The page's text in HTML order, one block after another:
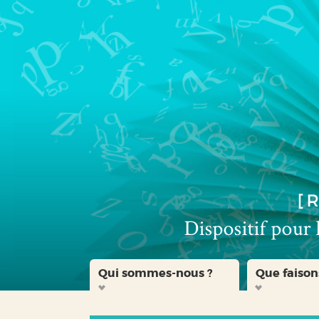
Aller
menu
Aller
contenu
Aller
la
recherche
Qui sommes-nous ? Que